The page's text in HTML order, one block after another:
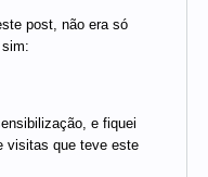
post, não era só
e fiquei
visitas que teve este